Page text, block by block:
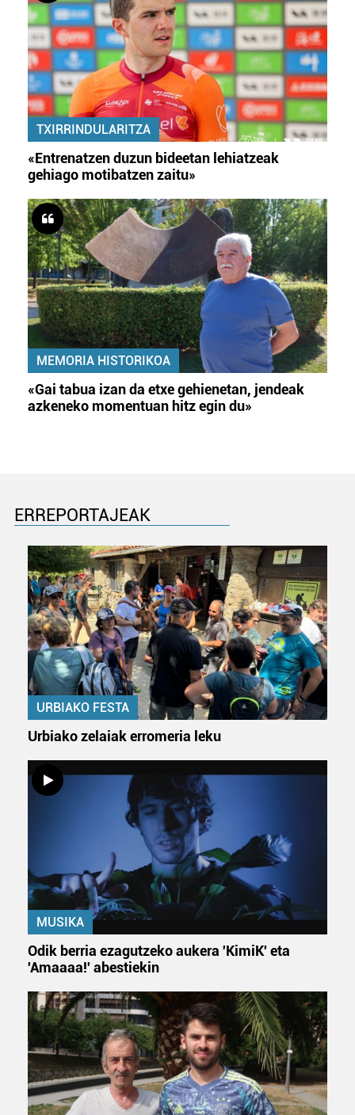
TXIRRINDULARITZA
«Entrenatzen duzun bideetan lehiatzeak
gehiago motibatzen zaitu»
MEMORIA HISTORIKOA
«Gai tabua izan da etxe gehienetan, jendeak
azkeneko momentuan hitz egin du»
ERREPORTAJEAK
URBIAKO FESTA
Urbiako zelaiak erromeria leku
MUSIKA
Odik berria ezagutzeko aukera 'KimiK' eta
'Amaaaa!' abestiekin